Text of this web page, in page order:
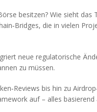
besitzen? Wie sieht das
die in vielen
neue regulatorische
zu müssen.
bis hin zu
auf – alles